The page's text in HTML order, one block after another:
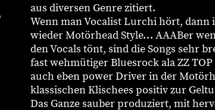
aus diversen Genre zitiert.
Wenn man Vocalist Lurchi hört,
wieder Motörhead Style… AAABer
den Vocals tönt, sind die Songs sehr
fast wehmütiger Bluesrock ala ZZ
auch eben power Driver in der
klassischen Klischees positiv zur
Das Ganze sauber produziert, mit